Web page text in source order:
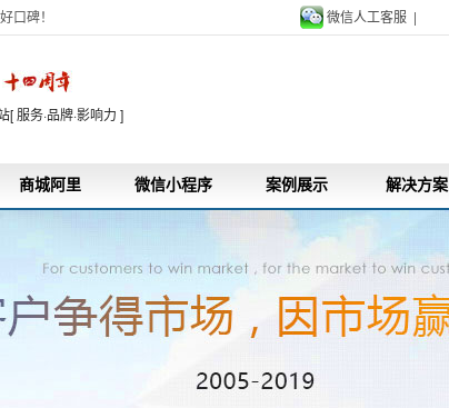
口碑！ 微信人工客服 |
[ 服务·品牌·影响力 ]
商城阿里 微信小程序 案例展示 解决方案